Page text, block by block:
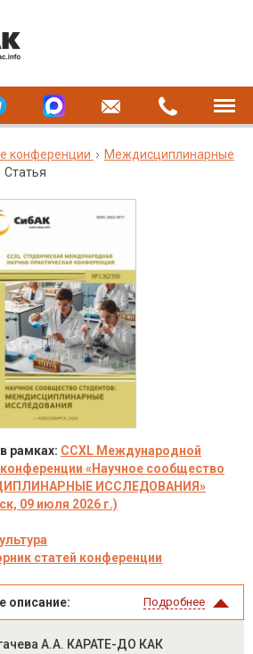
конференции
Междисциплинарные
Статья
рамках: CCXL Международной
«Научное сообщество
ИССЛЕДОВАНИЯ»
09 июля 2026 г.)
статей конференции
описание: Подробнее
А.А. КАРАТЕ-ДО КАК